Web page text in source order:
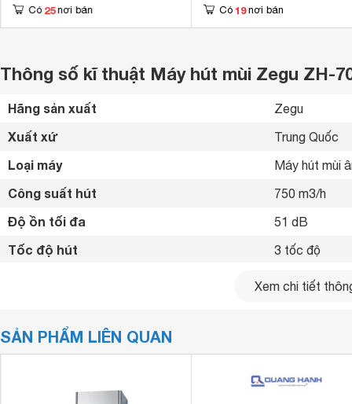
Có 25 nơi bán Có 19 nơi bán
Thông số kĩ thuật Máy hút mùi Zegu ZH-
Hãng sản xuất Zegu
Xuất xứ Trung Quốc
Loại máy Máy hút mùi
Công suất hút 750 m3/h
Độ ồn tối đa 51 dB
Tốc độ hút 3 tốc độ
Đẩy ra
Bảng điều khiển
Chất liệu lưới lọc Nhôm
Xem chi tiết
SẢN PHẨM LIÊN QUAN